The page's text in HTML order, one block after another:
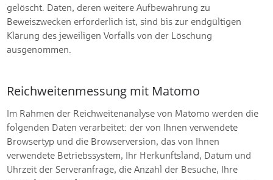
gelöscht. Daten, deren weitere Aufbewahrung zu
Beweiszwecken erforderlich ist, sind bis zur endgültigen
Klärung des jeweiligen Vorfalls von der Löschung
ausgenommen.
Reichweitenmessung mit Matomo
Im Rahmen der Reichweitenanalyse von Matomo werden die
folgenden Daten verarbeitet: der von Ihnen verwendete
Browsertyp und die Browserversion, das von Ihnen
verwendete Betriebssystem, Ihr Herkunftsland, Datum und
Uhrzeit der Serveranfrage, die Anzahl der Besuche, Ihre